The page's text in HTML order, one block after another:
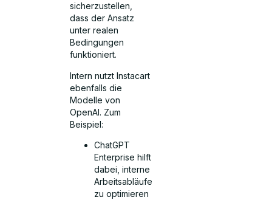
sicherzustellen,
dass der Ansatz
unter realen
Bedingungen
funktioniert.
Intern nutzt Instacart
ebenfalls die
Modelle von
OpenAI. Zum
Beispiel:
ChatGPT
Enterprise hilft
dabei, interne
Arbeitsabläufe
zu optimieren